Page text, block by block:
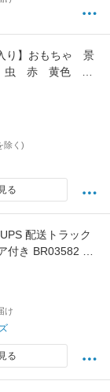
り】おもちゃ 景
虫 赤 黄色 回
除く)
る
配送トラック
付き BR03582 お
車 ミニカー 3歳
子 ギフト ドイ
ズ 1/16スケール
配便
け
る